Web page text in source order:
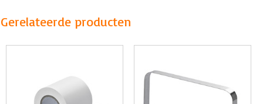
Gerelateerde producten